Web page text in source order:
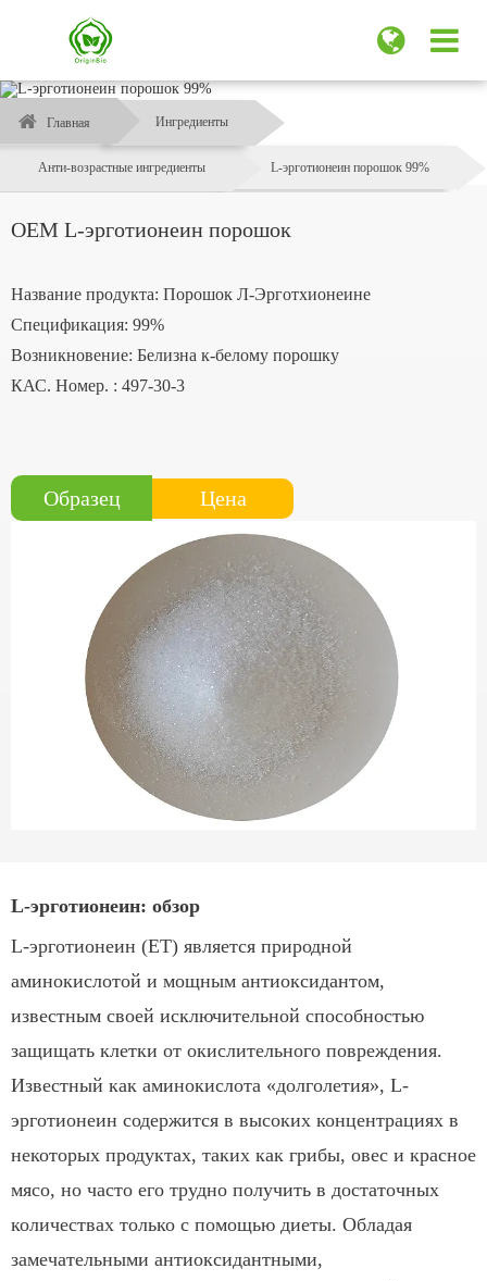
Главная Ингредиенты
Анти-возрастные ингредиенты L-эрготионеин порошок 99%
OEM L-эрготионеин порошок
Название продукта: Порошок Л-Эрготхионеине
Спецификация: 99%
Возникновение: Белизна к-белому порошку
КАС. Номер. : 497-30-3
Образец Цена
L-эрготионеин: обзор
L-эрготионеин (ET) является природной
аминокислотой и мощным антиоксидантом,
известным своей исключительной способностью
защищать клетки от окислительного повреждения.
Известный как аминокислота «долголетия», L-
эрготионеин содержится в высоких концентрациях в
некоторых продуктах, таких как грибы, овес и красное
мясо, но часто его трудно получить в достаточных
количествах только с помощью диеты. Обладая
замечательными антиоксидантными,